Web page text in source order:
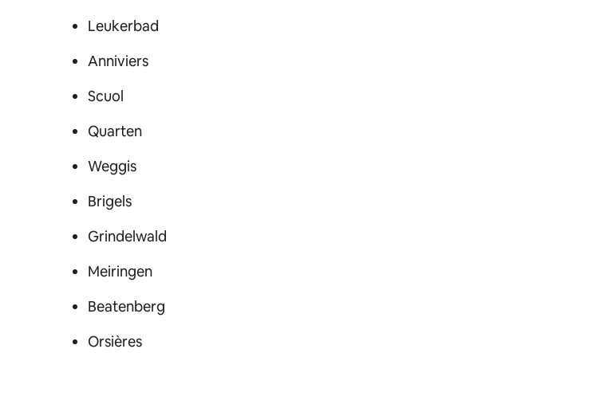
Leukerbad
Anniviers
Scuol
Quarten
Weggis
Brigels
Grindelwald
Meiringen
Beatenberg
Orsières